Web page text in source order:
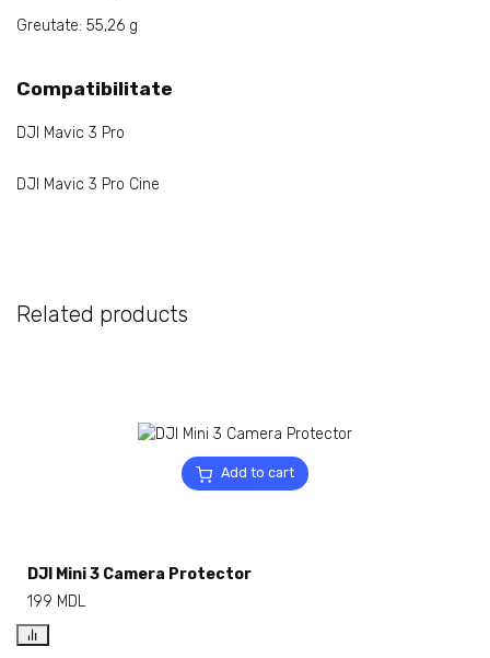
Greutate: 55,26 g
Compatibilitate
DJI Mavic 3 Pro
DJI Mavic 3 Pro Cine
Related products
Add to cart
DJI Mini 3 Camera Protector
199 MDL